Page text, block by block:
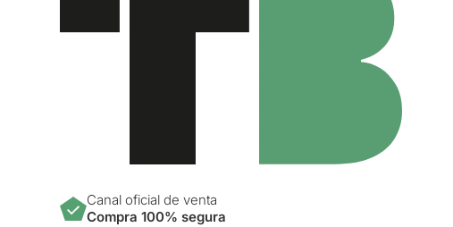
Canal oficial de venta
Compra 100% segura